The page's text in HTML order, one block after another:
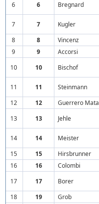
6
6 Bregnard
7 7 Kugler
8
8 Vincenz
9
9 Accorsi
10
10 Bischof
11 11 Steinmann
12
12 Guerrero Mata
13
13 Jehle
14 14 Meister
15
15 Hirsbrunner
16
16 Colombi
17
17 Borer
18
19 Grob